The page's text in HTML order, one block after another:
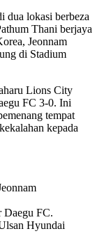
dua lokasi berbeza
Thani berjaya
Jeonnam
di Stadium
Lions City
FC 3-0. Ini
tempat
kepada
FC.
Hyundai